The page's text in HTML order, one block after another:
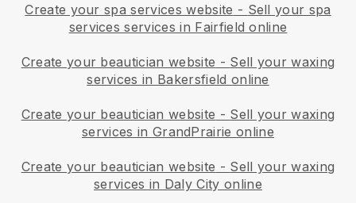
Create your spa services website - Sell your spa
services services in Fairfield online
Create your beautician website - Sell your waxing
services in Bakersfield online
Create your beautician website - Sell your waxing
services in GrandPrairie online
Create your beautician website - Sell your waxing
services in Daly City online